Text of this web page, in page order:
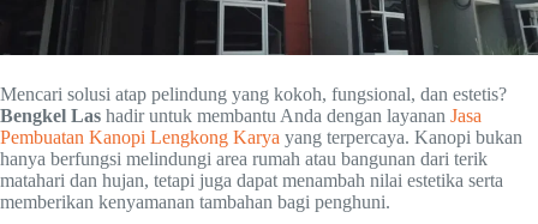
Mencari solusi atap pelindung yang kokoh, fungsional, dan estetis?
Bengkel Las hadir untuk membantu Anda dengan layanan Jasa
Pembuatan Kanopi Lengkong Karya yang terpercaya. Kanopi bukan
hanya berfungsi melindungi area rumah atau bangunan dari terik
matahari dan hujan, tetapi juga dapat menambah nilai estetika serta
memberikan kenyamanan tambahan bagi penghuni.